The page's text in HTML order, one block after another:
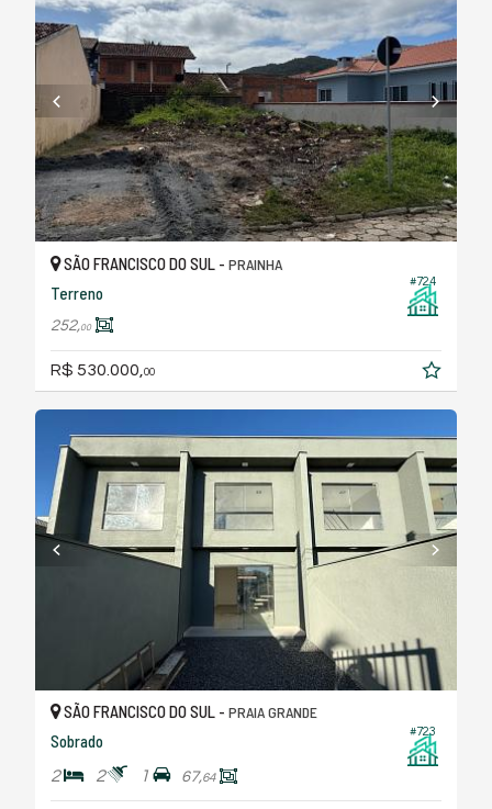
#724
SÃO FRANCISCO DO SUL - PRAINHA
Terreno
252,00
R$ 530.000, 00
#723
SÃO FRANCISCO DO SUL - PRAIA GRANDE
Sobrado
2 2 1 67,64